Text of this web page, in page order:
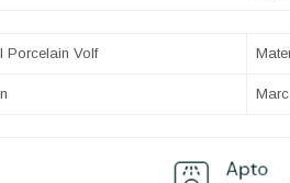
Porcelain Volf